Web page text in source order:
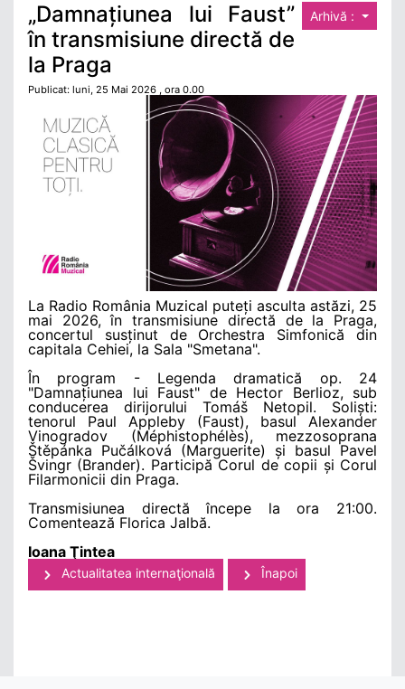
Arhivă :
„Damnațiunea lui Faust”
în transmisiune directă de
la Praga
Publicat: luni, 25 Mai 2026 , ora 0.00
La Radio România Muzical puteți asculta astăzi, 25
mai 2026, în transmisiune directă de la Praga,
concertul susținut de Orchestra Simfonică din
capitala Cehiei, la Sala "Smetana".
În program - Legenda dramatică op. 24
"Damnațiunea lui Faust" de Hector Berlioz, sub
conducerea dirijorului Tomáš Netopil. Soliști:
tenorul Paul Appleby (Faust), basul Alexander
Vinogradov (Méphistophélès), mezzosoprana
Štěpánka Pučálková (Marguerite) și basul Pavel
Švingr (Brander). Participă Corul de copii și Corul
Filarmonicii din Praga.
Transmisiunea directă începe la ora 21:00.
Comentează Florica Jalbă.
Ioana Ţintea
Actualitatea internaţională Înapoi